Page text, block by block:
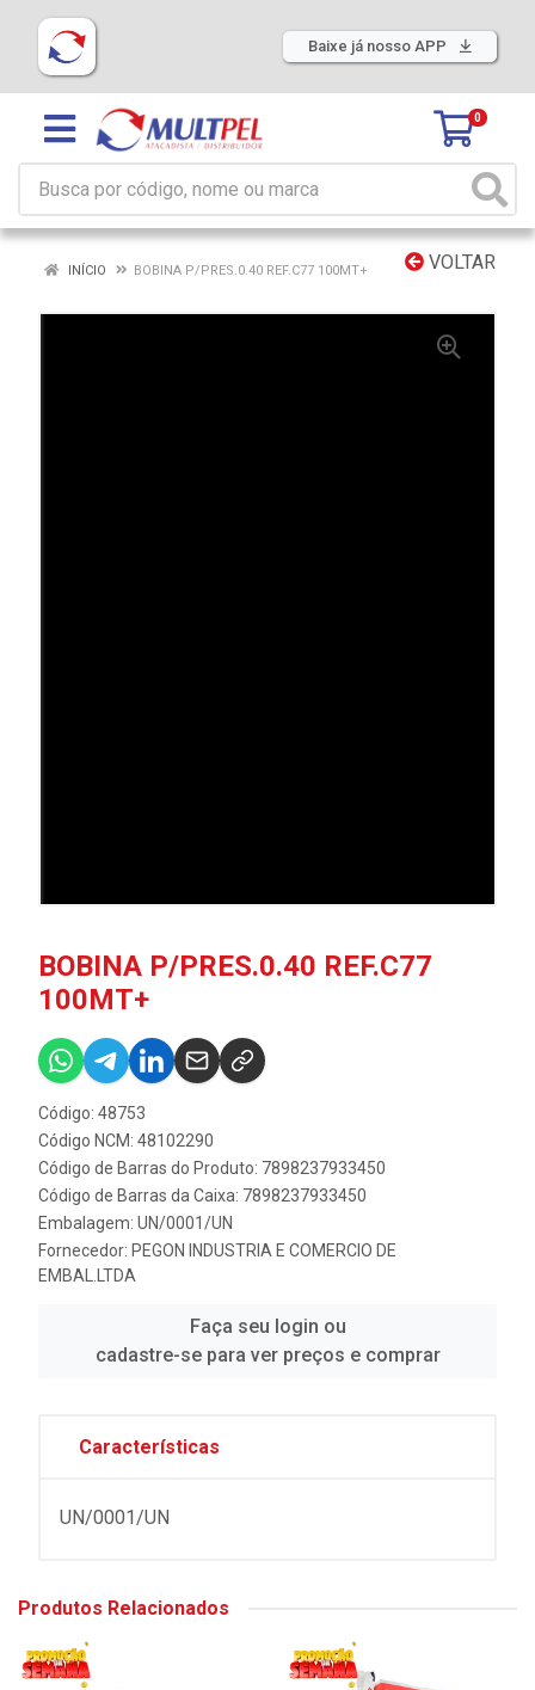
Baixe já nosso APP
0
VOLTAR
INÍCIO BOBINA P/PRES.0.40 REF.C77 100MT+
BOBINA P/PRES.0.40 REF.C77
100MT+
Código: 48753
Código NCM: 48102290
Código de Barras do Produto: 7898237933450
Código de Barras da Caixa: 7898237933450
Embalagem: UN/0001/UN
Fornecedor: PEGON INDUSTRIA E COMERCIO DE
EMBAL.LTDA
Faça seu login ou
cadastre-se para ver preços e comprar
Características
UN/0001/UN
Produtos Relacionados